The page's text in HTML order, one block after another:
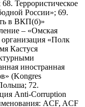
Террористическое
России»; 69.
в ВКП(б)»
– «Омская
«Полк
Кастуся
иностранная
(Kongres
72.
Anti-Corruption
ACF, ACF